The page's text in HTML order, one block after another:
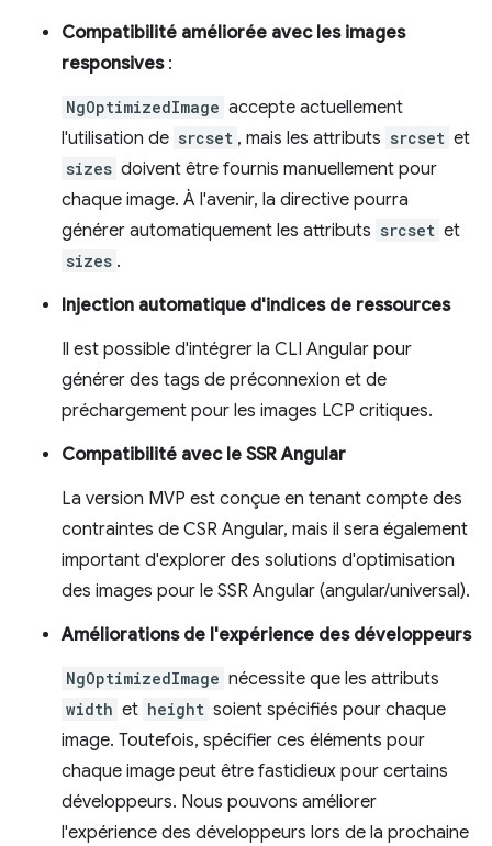
Compatibilité améliorée avec les images
responsives:
NgOptimizedImage accepte actuellement
l'utilisation de srcset , mais les attributs srcset et
sizes doivent être fournis manuellement pour
chaque image. À l'avenir, la directive pourra
générer automatiquement les attributs srcset et
sizes .
Injection automatique d'indices de ressources
Il est possible d'intégrer la CLI Angular pour
générer des tags de préconnexion et de
préchargement pour les images LCP critiques.
Compatibilité avec le SSR Angular
La version MVP est conçue en tenant compte des
contraintes de CSR Angular, mais il sera également
important d'explorer des solutions d'optimisation
des images pour le SSR Angular (angular/universal).
Améliorations de l'expérience des développeurs
NgOptimizedImage nécessite que les attributs
width et height soient spécifiés pour chaque
image. Toutefois, spécifier ces éléments pour
chaque image peut être fastidieux pour certains
développeurs. Nous pouvons améliorer
l'expérience des développeurs lors de la prochaine